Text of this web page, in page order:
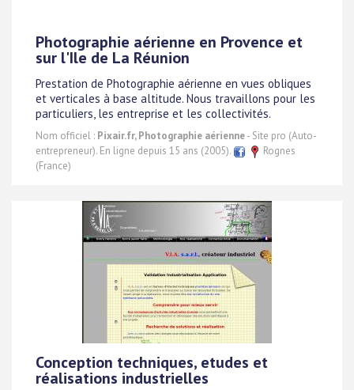
Photographie aérienne en Provence et
sur l'Ile de La Réunion
Prestation de Photographie aérienne en vues obliques
et verticales à base altitude. Nous travaillons pour les
particuliers, les entreprise et les collectivités.
Nom officiel : Pixair.fr, Photographie aérienne- Site pro (Auto-
entrepreneur). En ligne depuis 15 ans (2005).
Rognes
(France)
Conception techniques, etudes et
réalisations industrielles